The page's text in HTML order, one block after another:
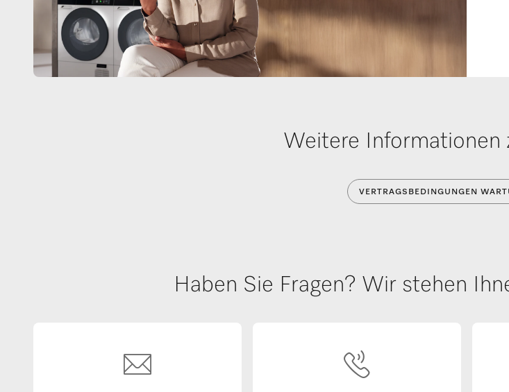
Weitere Informationen
VERTRAGSBEDINGUNGEN
Haben Sie Fragen? Wir stehen